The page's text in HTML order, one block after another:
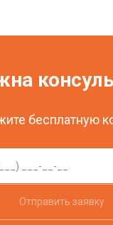
бесплатную
Отправить заявку